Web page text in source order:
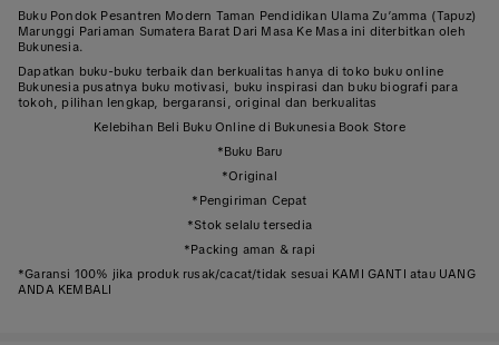
Buku Pondok Pesantren Modern Taman Pendidikan Ulama Zu’amma (Tapuz)
Marunggi Pariaman Sumatera Barat Dari Masa Ke Masa ini diterbitkan oleh
Bukunesia.
Dapatkan buku-buku terbaik dan berkualitas hanya di toko buku online
Bukunesia pusatnya buku motivasi, buku inspirasi dan buku biografi para
tokoh, pilihan lengkap, bergaransi, original dan berkualitas
Kelebihan Beli Buku Online di Bukunesia Book Store
*Buku Baru
*Original
*Pengiriman Cepat
*Stok selalu tersedia
*Packing aman & rapi
*Garansi 100% jika produk rusak/cacat/tidak sesuai KAMI GANTI atau UANG
ANDA KEMBALI